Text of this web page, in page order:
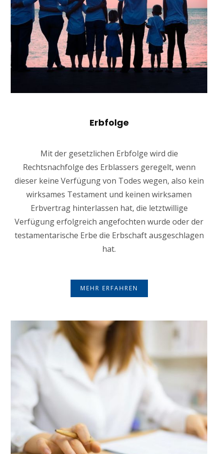
Erbfolge
Mit der gesetzlichen Erbfolge wird die
Rechtsnachfolge des Erblassers geregelt, wenn
dieser keine Verfügung von Todes wegen, also kein
wirksames Testament und keinen wirksamen
Erbvertrag hinterlassen hat, die letztwillige
Verfügung erfolgreich angefochten wurde oder der
testamentarische Erbe die Erbschaft ausgeschlagen
hat.
MEHR ERFAHREN